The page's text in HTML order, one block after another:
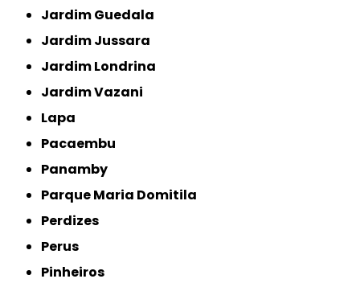
Jardim Guedala
Jardim Jussara
Jardim Londrina
Jardim Vazani
Lapa
Pacaembu
Panamby
Parque Maria Domitila
Perdizes
Perus
Pinheiros